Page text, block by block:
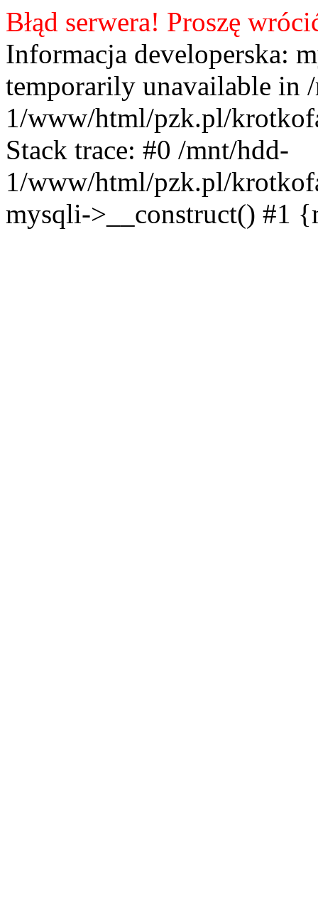
Błąd serwera! Proszę
Informacja developerska:
temporarily unavailable in
1/www/html/pzk.pl/
Stack trace: #0 /mnt/hdd-
1/www/html/pzk.pl/
mysqli->__construct() #1